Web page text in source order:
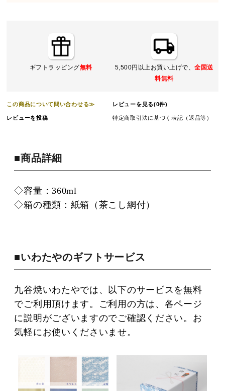
ギフトラッピング無料 5,500円以上お買い上げで、全国送
料無料
この商品について問い合わせる≫ レビューを見る(0件)
レビューを投稿 特定商取引法に基づく表記（返品等）
■商品詳細
◇容量：360ml
◇箱の種類：紙箱（茶こし網付）
■いわたやのギフトサービス
九谷焼いわたやでは、以下のサービスを無料
でご利用頂けます。ご利用の方は、各ページ
に説明がございますのでご確認ください。お
気軽にお使いくださいませ。